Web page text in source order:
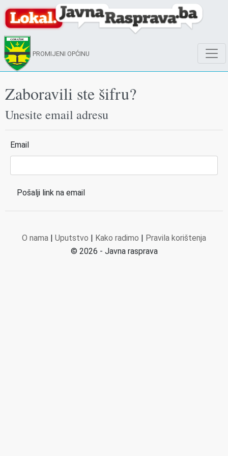
PROMIJENI OPĆINU
Zaboravili ste šifru?
Unesite email adresu
Email
O nama | Uputstvo | Kako radimo | Pravila korištenja
© 2026 - Javna rasprava